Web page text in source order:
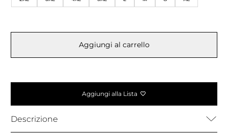
Aggiungi al carrello
Aggiungi alla Lista
Descrizione